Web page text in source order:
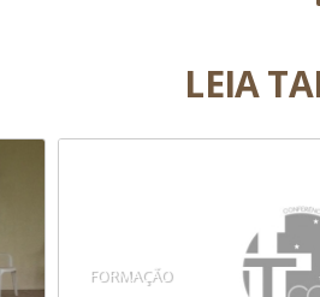
LEIA
FORMAÇÃO